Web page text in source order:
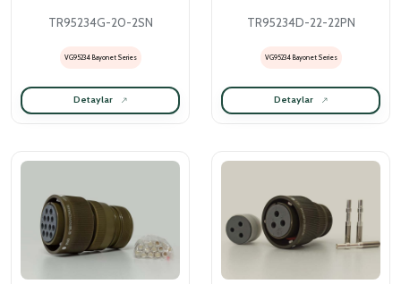
TR95234G-20-2SN
VG95234 Bayonet Series
Detaylar
TR95234D-22-22PN
VG95234 Bayonet Series
Detaylar